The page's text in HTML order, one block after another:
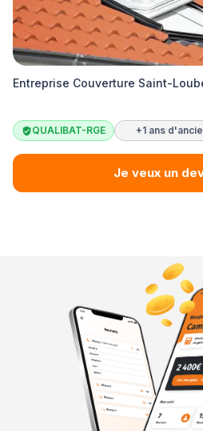
Entreprise Couverture Saint-
QUALIBAT-RGE +1 ans
Je veux un